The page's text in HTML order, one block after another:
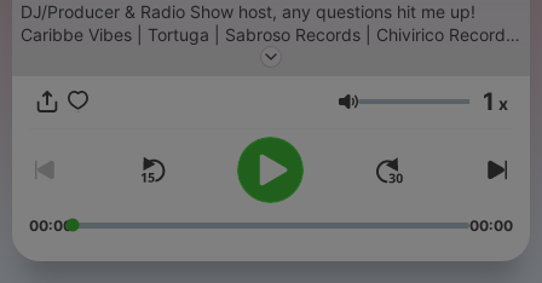
DJ/Producer & Radio Show host, any questions hit me up!
Caribbe Vibes | Tortuga | Sabroso Records | Chivirico Records
| Kinich Music | LEKKE | Soleid Music | Superordinate Music |
Volume 1 x
00:00 00:00